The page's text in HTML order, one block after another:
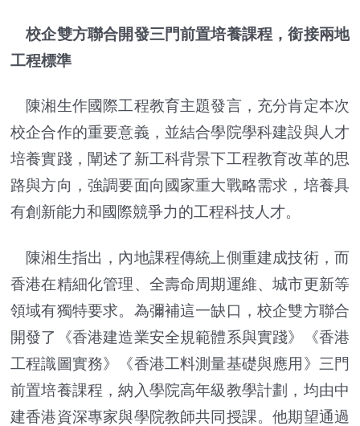
校企雙方聯合開發三門前置培養課程，銜接兩地
工程標準
陳湘生作國際工程教育主題發言，充分肯定本次
校企合作的重要意義，並結合學院學科建設與人才
培養實踐，闡述了新工科背景下工程教育改革的思
路與方向，強調要面向國家重大戰略需求，培養具
有創新能力和國際競爭力的工程科技人才。
陳湘生指出，內地課程傳統上側重建成技術，而
香港在精細化管理、全壽命周期運維、城市更新等
領域有獨特要求。為彌補這一缺口，校企雙方聯合
開發了《香港建造業安全規範體系與實踐》《香港
工程識圖實務》《香港工料測量基礎與應用》三門
前置培養課程，納入學院高年級教學計劃，均由中
建香港資深專家與學院教師共同授課。他期望通過